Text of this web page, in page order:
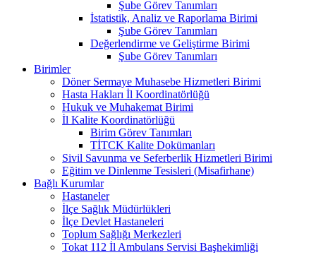
Şube Görev Tanımları
İstatistik, Analiz ve Raporlama Birimi
Şube Görev Tanımları
Değerlendirme ve Geliştirme Birimi
Şube Görev Tanımları
Birimler
Döner Sermaye Muhasebe Hizmetleri Birimi
Hasta Hakları İl Koordinatörlüğü
Hukuk ve Muhakemat Birimi
İl Kalite Koordinatörlüğü
Birim Görev Tanımları
TİTCK Kalite Dokümanları
Sivil Savunma ve Seferberlik Hizmetleri Birimi
Eğitim ve Dinlenme Tesisleri (Misafirhane)
Bağlı Kurumlar
Hastaneler
İlçe Sağlık Müdürlükleri
İlçe Devlet Hastaneleri
Toplum Sağlığı Merkezleri
Tokat 112 İl Ambulans Servisi Başhekimliği